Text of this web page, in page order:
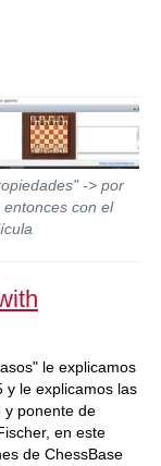
-> por
con el
le explicamos
y le explicamos las
y ponente de
en este
de ChessBase